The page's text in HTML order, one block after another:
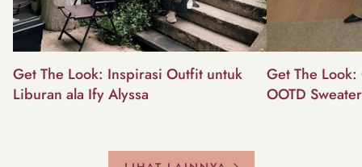
Get The Look: Inspirasi Outfit untuk
Liburan ala Ify Alyssa
Get The
OOTD